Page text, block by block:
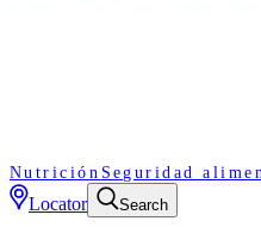
Nutrición Seguridad
Locator Search